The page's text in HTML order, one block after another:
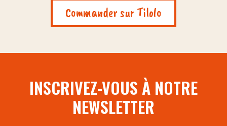
Commander sur Tilolo
INSCRIVEZ-VOUS À NOTRE
NEWSLETTER